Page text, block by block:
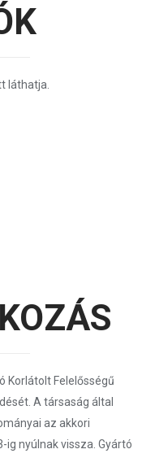
láthatja.
Korlátolt Felelősségű
A társaság által
az akkori
nyúlnak vissza. Gyártó